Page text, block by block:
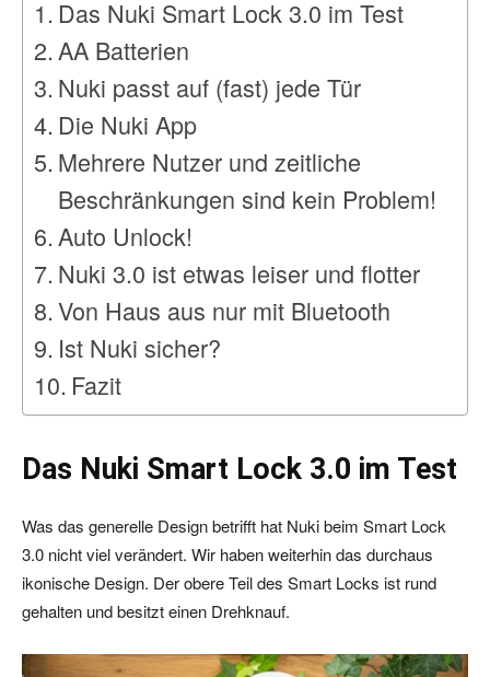
Das Nuki Smart Lock 3.0 im Test
AA Batterien
Nuki passt auf (fast) jede Tür
Die Nuki App
Mehrere Nutzer und zeitliche
Beschränkungen sind kein Problem!
Auto Unlock!
Nuki 3.0 ist etwas leiser und flotter
Von Haus aus nur mit Bluetooth
Ist Nuki sicher?
Fazit
Das Nuki Smart Lock 3.0 im Test
Was das generelle Design betrifft hat Nuki beim Smart Lock
3.0 nicht viel verändert. Wir haben weiterhin das durchaus
ikonische Design. Der obere Teil des Smart Locks ist rund
gehalten und besitzt einen Drehknauf.